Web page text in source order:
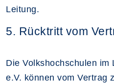
Leitung.
5. Rücktritt vom
Die Volkshochschulen im
e.V. können vom Vertrag